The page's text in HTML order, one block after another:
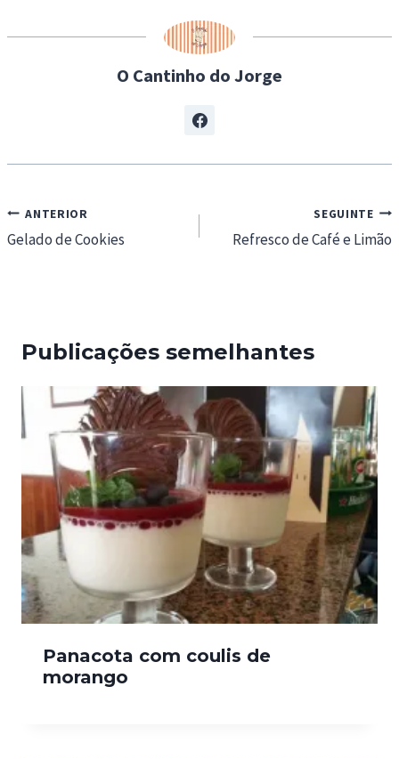
g
O Cantinho do Jorge
Navegação
de
ANTERIOR
Gelado de Cookies
SEGUINTE
Refresco de Café e Limão
Publicações semelhantes
Panacota com coulis de
morango